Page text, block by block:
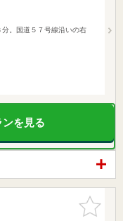
。国道５７号線沿いの右
を見る
お気に入
りに追加